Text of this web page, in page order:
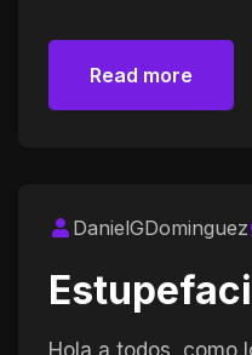
Read more
DanielGDominguez
Hola a todos, como